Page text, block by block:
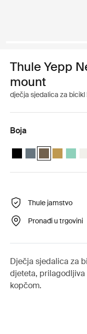
Thule Yepp
mount
dječja sjedalica za
Boja
Thule Yepp Nexxt 2
Thule Yepp Nexxt 2
Thule Yepp
ThuleThule
Thule jamstvo
Pronađi u trgovini
Dječja sjedalica za
djeteta,
kopčom.